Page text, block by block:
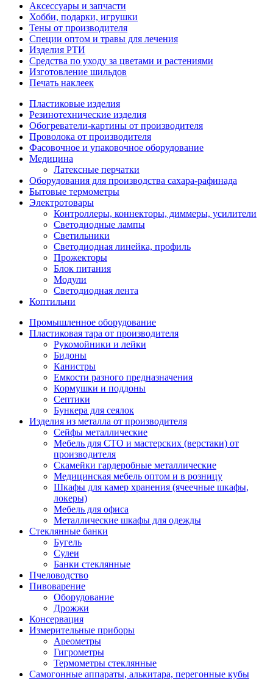
Аксессуары и запчасти
Хобби, подарки, игрушки
Тены от производителя
Специи оптом и травы для лечения
Изделия РТИ
Средства по уходу за цветами и растениями
Изготовление шильдов
Печать наклеек
Пластиковые изделия
Резинотехнические изделия
Обогреватели-картины от производителя
Проволока от производителя
Фасовочное и упаковочное оборудование
Медицина
Латексные перчатки
Оборудования для производства сахара-рафинада
Бытовые термометры
Электротовары
Контроллеры, коннекторы, диммеры, усилители
Светодиодные лампы
Светильники
Светодиодная линейка, профиль
Прожекторы
Блок питания
Модули
Светодиодная лента
Коптильни
Промышленное оборудование
Пластиковая тара от производителя
Рукомойники и лейки
Бидоны
Канистры
Емкости разного предназначения
Кормушки и поддоны
Септики
Бункера для сеялок
Изделия из металла от производителя
Сейфы металлические
Мебель для СТО и мастерских (верстаки) от
производителя
Скамейки гардеробные металлические
Медицинская мебель оптом и в розницу
Шкафы для камер хранения (ячеечные шкафы,
локеры)
Мебель для офиса
Металлические шкафы для одежды
Стеклянные банки
Бугель
Сулеи
Банки стеклянные
Пчеловодство
Пивоварение
Оборудование
Дрожжи
Консервация
Измерительные приборы
Ареометры
Гигрометры
Термометры стеклянные
Самогонные аппараты, алькитара, перегонные кубы